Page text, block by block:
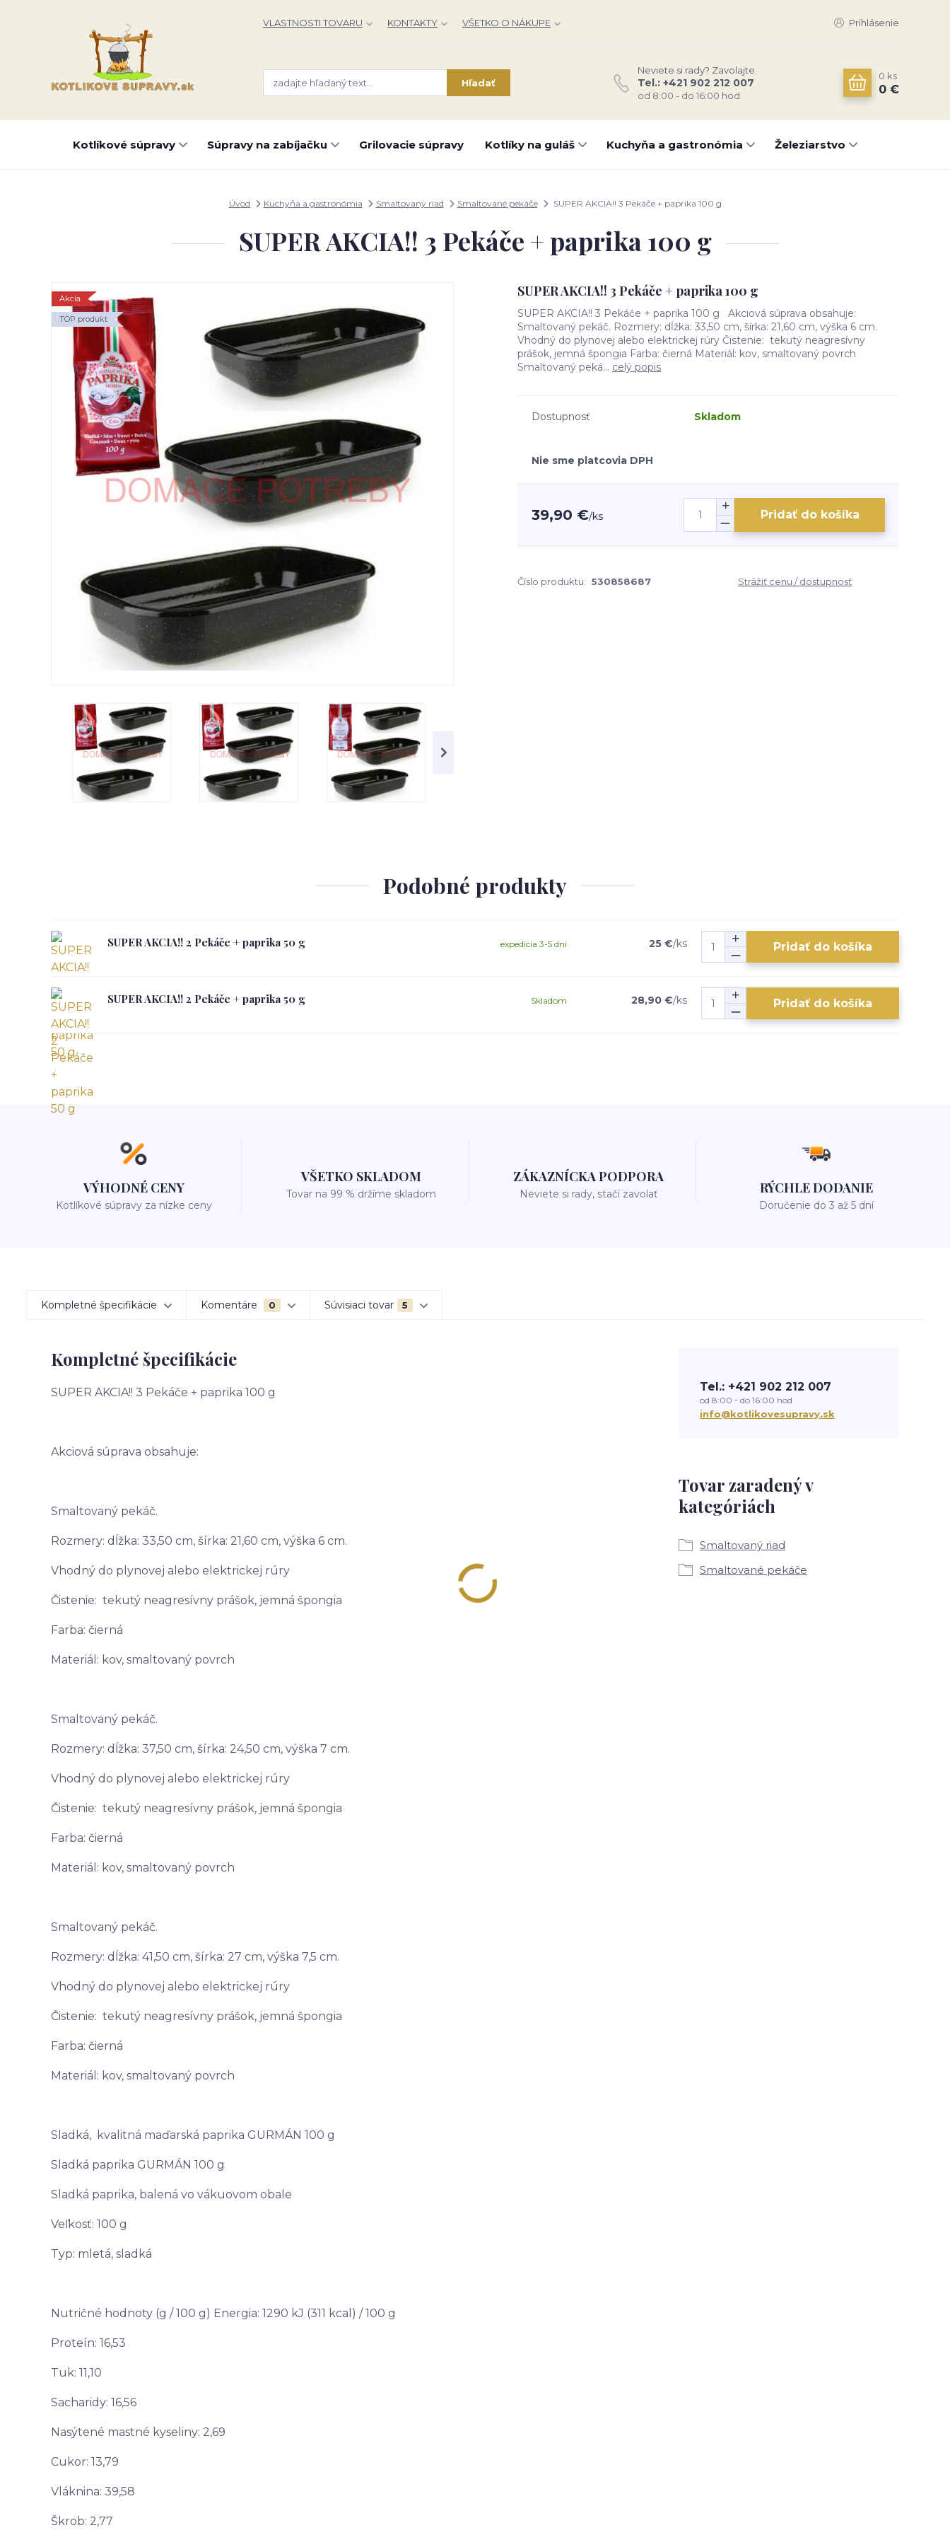
VLASTNOSTI TOVARU KONTAKTY VŠETKO O NÁKUPE Prihlásenie
Hľadať
Neviete si rady? Zavolajte.
Tel.: +421 902 212 007
od 8:00 - do 16:00 hod
0 ks
0 €
Kotlíkové súpravy Súpravy na zabíjačku Grilovacie súpravy Kotlíky na guláš Kuchyňa a gastronómia Železiarstvo
Úvod Kuchyňa a gastronómia Smaltovaný riad Smaltované pekáče SUPER AKCIA!! 3 Pekáče + paprika 100 g
SUPER AKCIA!! 3 Pekáče + paprika 100 g
Akcia
TOP produkt
SUPER AKCIA!! 3 Pekáče + paprika 100 g
SUPER AKCIA!! 3 Pekáče + paprika 100 g Akciová súprava obsahuje:
Smaltovaný pekáč. Rozmery: dĺžka: 33,50 cm, šírka: 21,60 cm, výška 6 cm.
Vhodný do plynovej alebo elektrickej rúry Čistenie: tekutý neagresívny
prášok, jemná špongia Farba: čierná Materiál: kov, smaltovaný povrch
Smaltovaný peká... celý popis
Dostupnosť Skladom
Nie sme platcovia DPH
39,90 €/ks Pridať do košíka
Číslo produktu: 530858687 Strážiť cenu / dostupnosť
Podobné produkty
SUPER AKCIA!! 2 Pekáče + paprika 50 g 25 €/ks
expedícia 3-5 dní Pridať do košíka
SUPER AKCIA!! 2 Pekáče + paprika 50 g 28,90 €/ks
Skladom Pridať do košíka
VÝHODNÉ CENY
Kotlíkové súpravy za nízke ceny
VŠETKO SKLADOM
Tovar na 99 % držíme skladom
ZÁKAZNÍCKA PODPORA
Neviete si rady, stačí zavolať RÝCHLE DODANIE
Doručenie do 3 až 5 dní
Kompletné špecifikácie Komentáre 0 Súvisiaci tovar 5
Kompletné špecifikácie
SUPER AKCIA!! 3 Pekáče + paprika 100 g
Akciová súprava obsahuje:
Smaltovaný pekáč.
Rozmery: dĺžka: 33,50 cm, šírka: 21,60 cm, výška 6 cm.
Vhodný do plynovej alebo elektrickej rúry
Čistenie: tekutý neagresívny prášok, jemná špongia
Farba: čierná
Materiál: kov, smaltovaný povrch
Smaltovaný pekáč.
Rozmery: dĺžka: 37,50 cm, šírka: 24,50 cm, výška 7 cm.
Vhodný do plynovej alebo elektrickej rúry
Čistenie: tekutý neagresívny prášok, jemná špongia
Farba: čierná
Materiál: kov, smaltovaný povrch
Smaltovaný pekáč.
Rozmery: dĺžka: 41,50 cm, šírka: 27 cm, výška 7,5 cm.
Vhodný do plynovej alebo elektrickej rúry
Čistenie: tekutý neagresívny prášok, jemná špongia
Farba: čierná
Materiál: kov, smaltovaný povrch
Sladká, kvalitná maďarská paprika GURMÁN 100 g
Sladká paprika GURMÁN 100 g
Sladká paprika, balená vo vákuovom obale
Veľkosť: 100 g
Typ: mletá, sladká
Nutričné hodnoty (g / 100 g) Energia: 1290 kJ (311 kcal) / 100 g
Proteín: 16,53
Tuk: 11,10
Sacharidy: 16,56
Nasýtené mastné kyseliny: 2,69
Cukor: 13,79
Vláknina: 39,58
Škrob: 2,77
Tovar zaradený v
kategóriách
Smaltovaný riad
Smaltované pekáče
Tel.: +421 902 212 007
od 8:00 - do 16:00 hod
info@kotlikovesupravy.sk